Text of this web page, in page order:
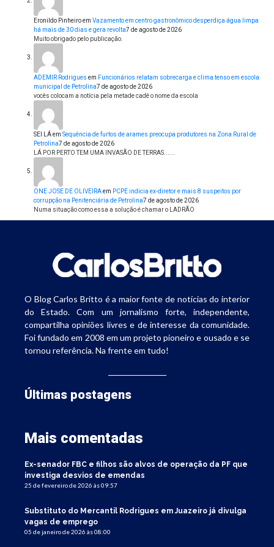
Eronildo Pinheiroem Vazamento em centro gastronômico desperdiça água limpa
há mais de 30 dias e gera revolta7 de agosto de 2026
Muito obrigado pelo publicação.
ADEMIR Rodrigues em Funcionários relatam sobrecarga e clima tenso em escola
municipal de Petrolina7 de agosto de 2026
vocês colocam a notícia pela metade cadê o nome da escola
SEI LÁem Sequência de furtos de arames preocupa produtores na Zona Rural de
Petrolina7 de agosto de 2026
LÁ POR PERTO TEM UMA INVASÃO DE TERRAS......
ONE JOSE DE OLIVEIRAem PCPE indicia ex-diretor e mais 8 suspeitos por
corrupção na Penitenciária de Petrolina7 de agosto de 2026
Numa situação como essa a solução é chamar o LADRÃO
O Blog Carlos Britto é a maior fonte de notícias do interior
do Estado. Com um jornalismo forte, independente,
compartilha opiniões livres e de interesse da comunidade.
Foi fundado em 2008 em um projeto pioneiro e ousado e se
tornou referência. Na frente em tudo!
Últimas postagens
Mais comentadas
Ex-senador FBC e filhos são alvos de operação da PF que
investiga desvios de emendas
25 de fevereiro de 2026 às 09:57
Substituto do Mercantil Rodrigues em Juazeiro já divulga
vagas de emprego
05 de janeiro de 2026 às 08:00